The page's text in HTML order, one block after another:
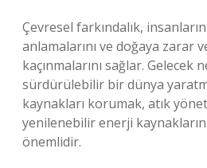
Çevresel farkındalık,
anlamalarını ve doğaya zarar
kaçınmalarını sağlar. Gelecek
sürdürülebilir bir dünya
kaynakları korumak, atık
yenilenebilir enerji
önemlidir.